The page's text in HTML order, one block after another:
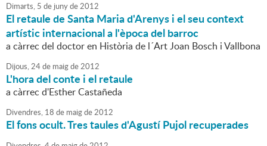
Dimarts, 5 de junyde2012
El retaule de Santa Maria d'Arenys i el seu context
artístic internacional a l'època del barroc
a càrrec del doctor en Història de l´Art Joan Bosch i Vallbona
Dijous,24de maigde2012
L'hora del conte i el retaule
a càrrec d'Esther Castañeda
Divendres, 18 de maigde2012
El fons ocult. Tres taules d'Agustí Pujol recuperades